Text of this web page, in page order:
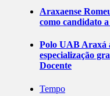
Araxaense
como candidato
Polo UAB Araxá
especialização
Docente
Tempo